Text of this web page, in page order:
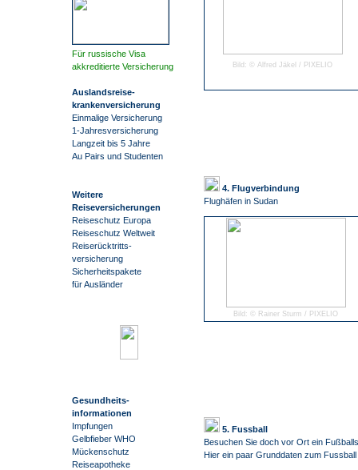
Für russische Visa
akkreditierte Versicherung
Auslandsreise-
krankenversicherung
Einmalige Versicherung
1-Jahresversicherung
Langzeit bis 5 Jahre
Au Pairs und Studenten
Weitere
Reiseversicherungen
Reiseschutz Europa
Reiseschutz Weltweit
Reiserücktritts-
versicherung
Sicherheitspakete
für Ausländer
Gesundheits-
informationen
Impfungen
Gelbfieber WHO
Mückenschutz
Reiseapotheke
Bild: © Alfred Jäkel / PIXELIO
4. Flugverbindung
Flughäfen in Sudan
Bild: © Rainer Sturm / PIXELIO
5. Fussball
Besuchen Sie doch vor Ort ein
Hier ein paar Grunddaten zum Fussball